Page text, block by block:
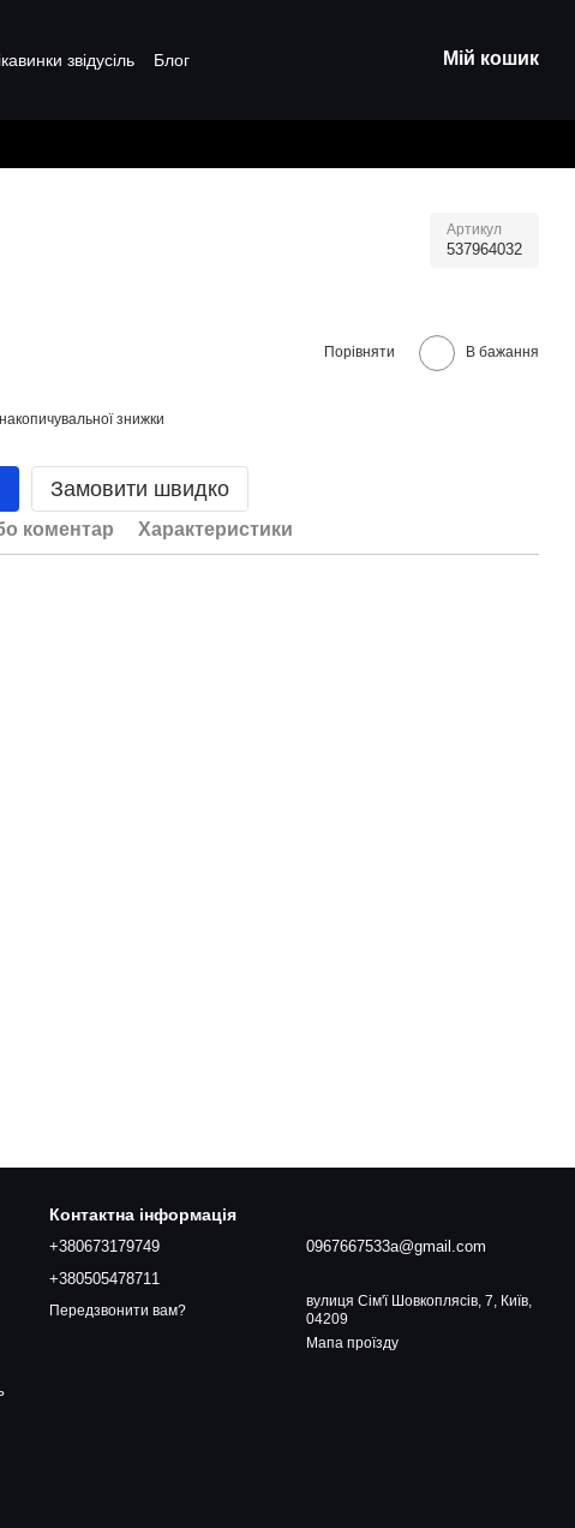
звідусіль
Блог
Мій кошик
Артикул
537964032
Порівняти В бажання
знижки
Замовити швидко
коментар Характеристики
Контактна інформація
+380673179749
+380505478711
Передзвонити вам?
0967667533a@gmail.com
вулиця Сім'ї Шовкоплясів, 7, Київ,
04209
Мапа проїзду